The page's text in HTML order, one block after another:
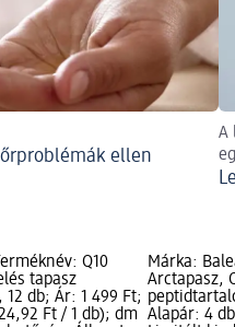
ellen
A
Q10
tapasz
db; Ár: 1 499 Ft;
Ft / 1 db); dm
Márka:
Arctapasz,
Alapár: 4